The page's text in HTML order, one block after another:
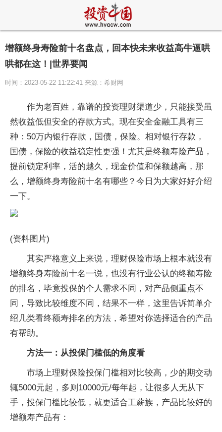
增额终身寿险前十名盘点，回本快未来收益高牛逼哄
哄都在这！|世界要闻
时间：2023-05-22 11:22:41 来源：希财网
作为老百姓，靠谱的投资理财渠道少，只能接受虽
然收益低但安全的存款方式。现在安全金融工具有三
种：50万内银行存款，国债，保险。相对银行存款，
国债，保险的收益稳定性更强！尤其是终额寿险产品，
提前锁定利率，活的越久，现金价值和保额越高，那
么，增额终身寿险前十名有哪些？今日为大家好好介绍
一下。
(资料图片)
其实严格意义上来说，理财保险市场上根本就没有
增额终身寿险前十名一说，也没有行业公认的终额寿险
的排名，毕竟投保的个人需求不同，对产品侧重点不
同，导致比较维度不同，结果不一样，这里告诉简单介
绍几类看终额寿排名的方法，希望对你选择适合的产品
有帮助。
方法一：从投保门槛低的角度看
市场上理财保险投保门槛相对比较高，少的期交动
辄5000元起，多则10000元/每年起，让很多人无从下
手，投保门槛比较低，就更适合工薪族，产品比较好的
增额寿产品有：